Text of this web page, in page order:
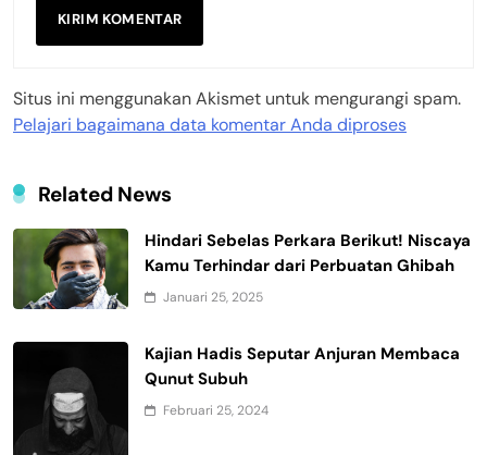
Situs ini menggunakan Akismet untuk mengurangi spam.
Pelajari bagaimana data komentar Anda diproses
Related News
Hindari Sebelas Perkara Berikut! Niscaya
Kamu Terhindar dari Perbuatan Ghibah
Januari 25, 2025
Kajian Hadis Seputar Anjuran Membaca
Qunut Subuh
Februari 25, 2024